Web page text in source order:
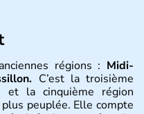
régions : Midi-
C’est la troisième
et la cinquième région
peuplée. Elle compte